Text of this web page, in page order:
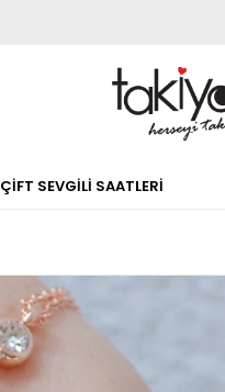
ÇİFT SEVGİLİ SAATLERİ